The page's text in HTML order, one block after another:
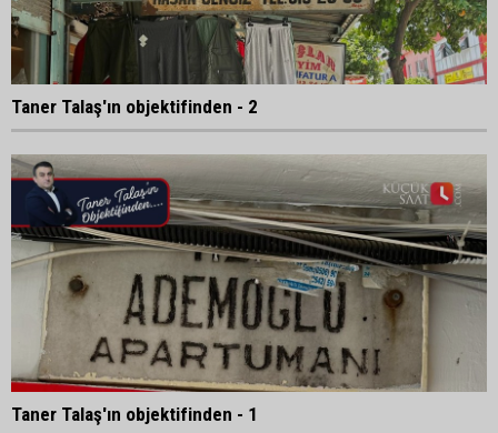
Taner Talaş'ın objektifinden - 2
Taner Talaş'ın objektifinden - 1